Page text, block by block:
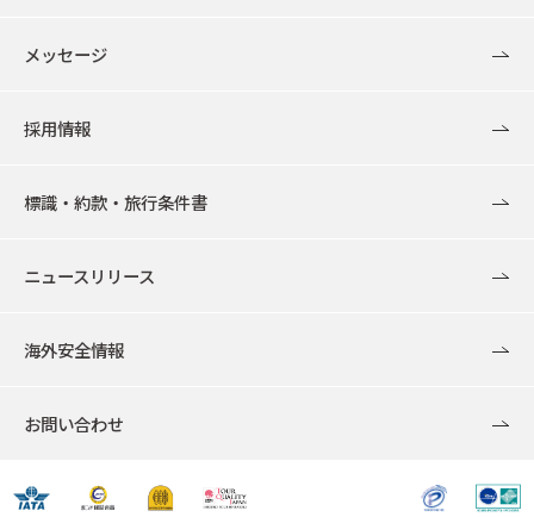
メッセージ
採用情報
標識・約款・旅行条件書
ニュースリリース
海外安全情報
お問い合わせ